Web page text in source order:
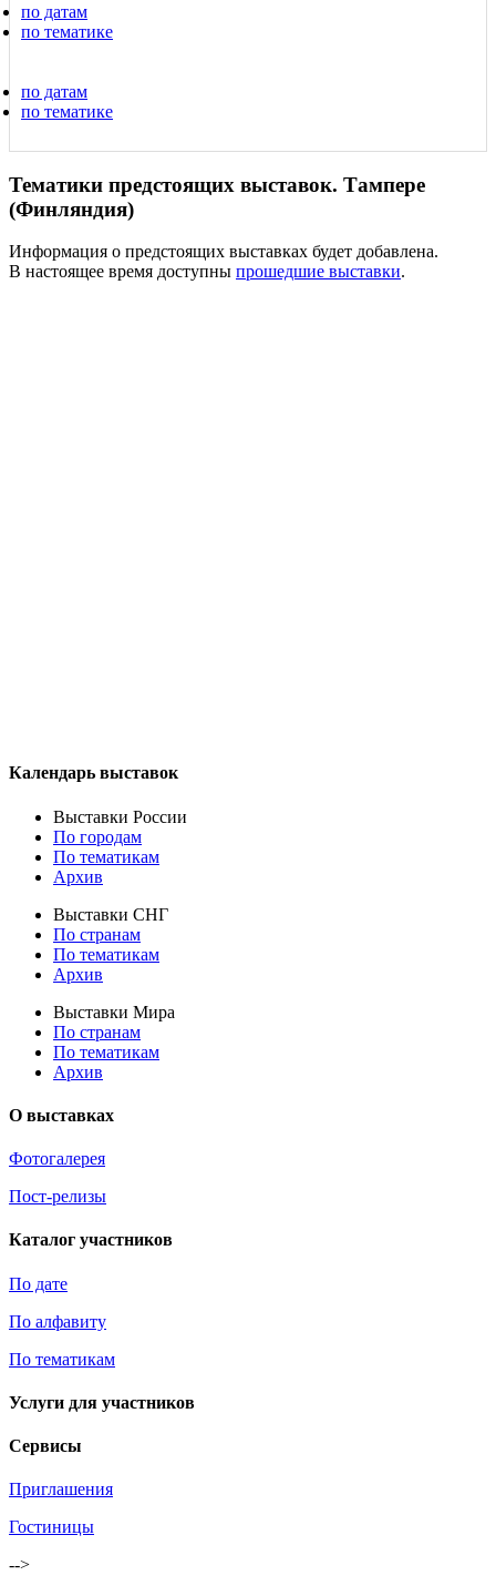
по датам
по тематике
по датам
по тематике
Тематики предстоящих выставок. Тампере
(Финляндия)
Информация о предстоящих выставках будет добавлена.
В настоящее время доступны прошедшие выставки.
Календарь выставок
Выставки России
По городам
По тематикам
Архив
Выставки СНГ
По странам
По тематикам
Архив
Выставки Мира
По странам
По тематикам
Архив
О выставках
Фотогалерея
Пост-релизы
Каталог участников
По дате
По алфавиту
По тематикам
Услуги для участников
Сервисы
Приглашения
Гостиницы
-->